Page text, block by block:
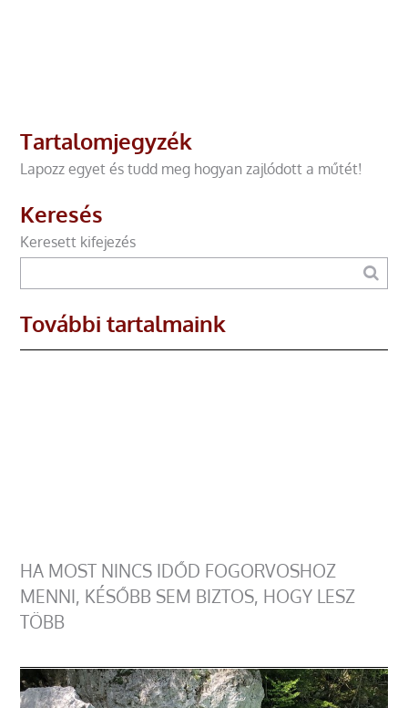
Tartalomjegyzék
Lapozz egyet és tudd meg hogyan zajlódott a műtét!
Keresés
Keresett kifejezés
További tartalmaink
HA MOST NINCS IDŐD FOGORVOSHOZ
MENNI, KÉSŐBB SEM BIZTOS, HOGY LESZ
TÖBB